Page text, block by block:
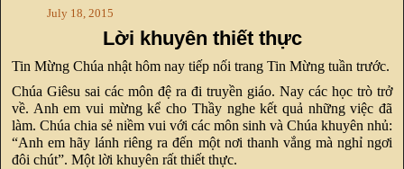
July 18, 2015
Lời khuyên thiết thực
Tin Mừng Chúa nhật hôm nay tiếp nối trang Tin Mừng tuần trước.
Chúa Giêsu sai các môn đệ ra đi truyền giáo. Nay các học trò trở
về. Anh em vui mừng kể cho Thầy nghe kết quả những việc đã
làm. Chúa chia sẻ niềm vui với các môn sinh và Chúa khuyên nhủ:
“Anh em hãy lánh riêng ra đến một nơi thanh vắng mà nghỉ ngơi
đôi chút”. Một lời khuyên rất thiết thực.